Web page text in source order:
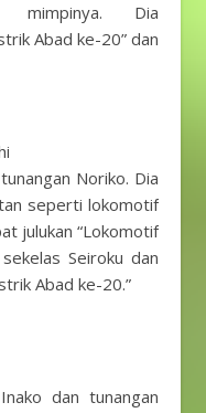
mimpinya. Dia
Abad ke-20” dan
Noriko. Dia
seperti lokomotif
julukan “Lokomotif
Seiroku dan
Abad ke-20.”
dan tunangan